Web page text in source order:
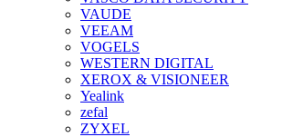
VAUDE
VEEAM
VOGELS
WESTERN DIGITAL
XEROX & VISIONEER
Yealink
zefal
ZYXEL